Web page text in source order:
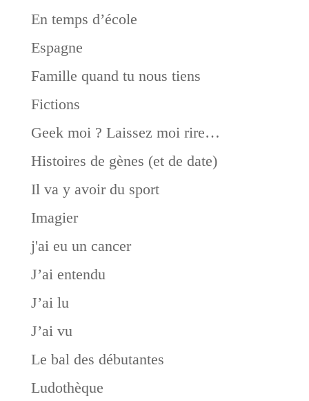
En temps d’école
Espagne
Famille quand tu nous tiens
Fictions
Geek moi ? Laissez moi rire…
Histoires de gènes (et de date)
Il va y avoir du sport
Imagier
j'ai eu un cancer
J’ai entendu
J’ai lu
J’ai vu
Le bal des débutantes
Ludothèque